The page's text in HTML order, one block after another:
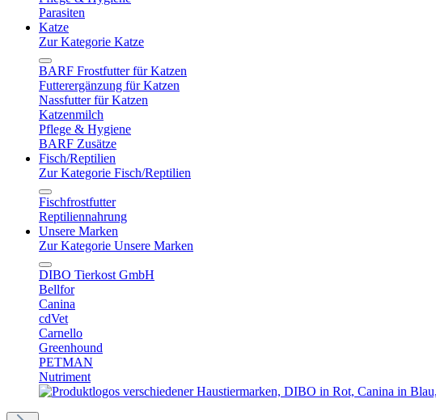
Parasiten
Katze
Zur Kategorie Katze
BARF Frostfutter für Katzen
Futterergänzung für Katzen
Nassfutter für Katzen
Katzenmilch
Pflege & Hygiene
BARF Zusätze
Fisch/Reptilien
Zur Kategorie Fisch/Reptilien
Fischfrostfutter
Reptiliennahrung
Unsere Marken
Zur Kategorie Unsere Marken
DIBO Tierkost GmbH
Bellfor
Canina
cdVet
Carnello
Greenhound
PETMAN
Nutriment